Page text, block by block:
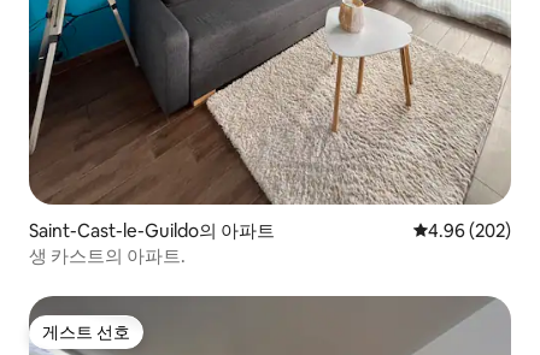
Saint-Cast-le-Guildo의 아파트 평점 4.96점(5
4.96 (202)
생 카스트의 아파트.
게스트 선호
게스트 선호